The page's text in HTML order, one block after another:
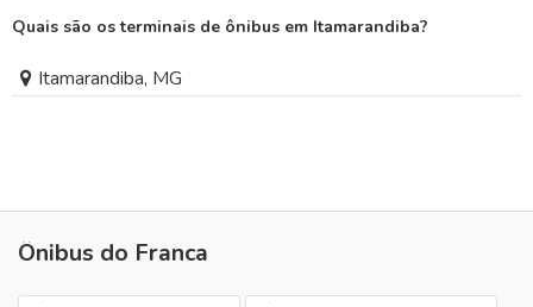
Quais são os terminais de ônibus em Itamarandiba?
Itamarandiba, MG
Ônibus do Franca